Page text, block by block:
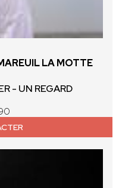
LA MOTTE
- UN REGARD